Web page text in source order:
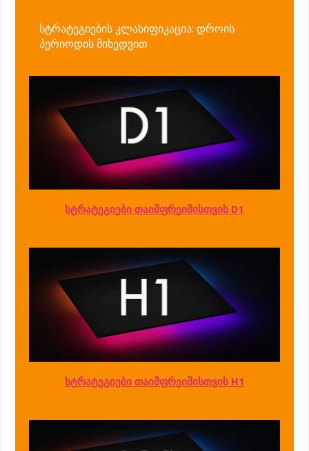
სტრატეგიების კლასიფიკაცია: დროის
პერიოდის მიხედვით
სტრატეგიები თაიმფრეიმისთვის D1
სტრატეგიები თაიმფრეიმისთვის H1